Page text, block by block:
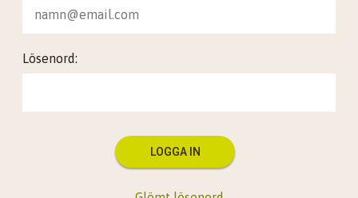
Lösenord:
LOGGA IN